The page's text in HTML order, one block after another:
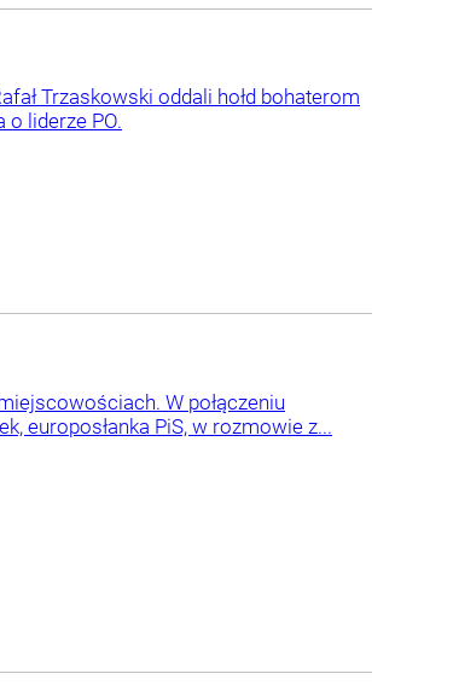
Trzaskowski oddali hołd bohaterom
o liderze PO.
W połączeniu
europosłanka PiS, w rozmowie z...